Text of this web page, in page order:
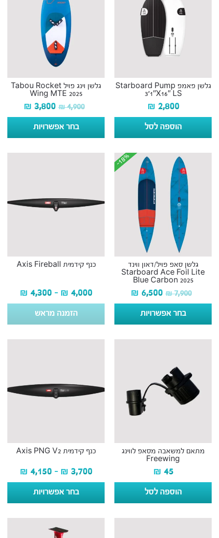
גלשן פאמפ Starboard Pump
3’1″X16″ LS
₪ 2,800
הוספה לסל
גלשן וינג פויל Tabou Rocket
Wing MTE 2025
₪4,900
₪ 3,800
בחר אפשרויות
-18%
-18%
גלשן סאפ פויל/דאון ווינד
Starboard Ace Foil Lite
Blue Carbon 2025
₪7,900
₪ 6,500
בחר אפשרויות
כנף קידמית Axis Fireball
₪ 4,000
–
₪ 4,300
הזמנה מראש
מתאם למשאבה מסאפ לווינג
Freewing
₪ 45
הוספה לסל
כנף קידמית Axis PNG V2
₪ 3,700
–
₪ 4,150
בחר אפשרויות